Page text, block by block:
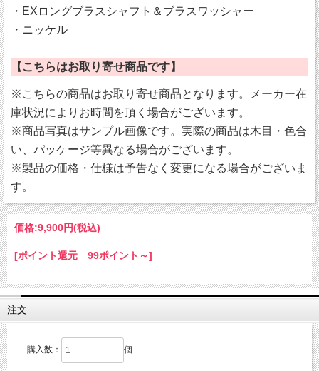
・EXロングブラスシャフト＆ブラスワッシャー
・ニッケル
【こちらはお取り寄せ商品です】
※こちらの商品はお取り寄せ商品となります。メーカー在
庫状況によりお時間を頂く場合がございます。
※商品写真はサンプル画像です。実際の商品は木目・色合
い、パッケージ等異なる場合がございます。
※製品の価格・仕様は予告なく変更になる場合がございま
す。
価格:9,900円(税込)
[ポイント還元 99ポイント～]
注文
購入数： 個